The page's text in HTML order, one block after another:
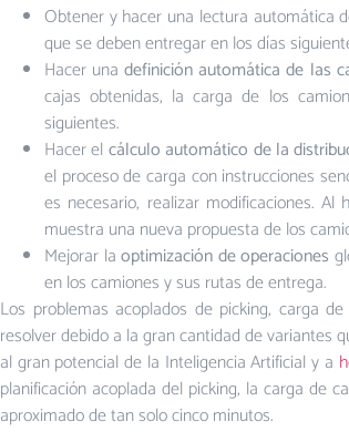
Obtener y hacer una lectura automática
que se deben entregar en los días
Hacer unadefinición automática de las
cajas obtenidas, la carga de los
siguientes.
Hacer el cálculo automático de la
el proceso de carga con instrucciones
es necesario, realizar modificaciones.
muestra una nueva propuesta de los
Mejorar laoptimización de operaciones
en los camiones y sus rutas de entrega.
Los problemas acoplados de picking, carga
resolver debido a la gran cantidad de variantes
al gran potencial de la Inteligencia Artificial y a
planificación acoplada del picking, la carga de
aproximado de tan solo cinco minutos.